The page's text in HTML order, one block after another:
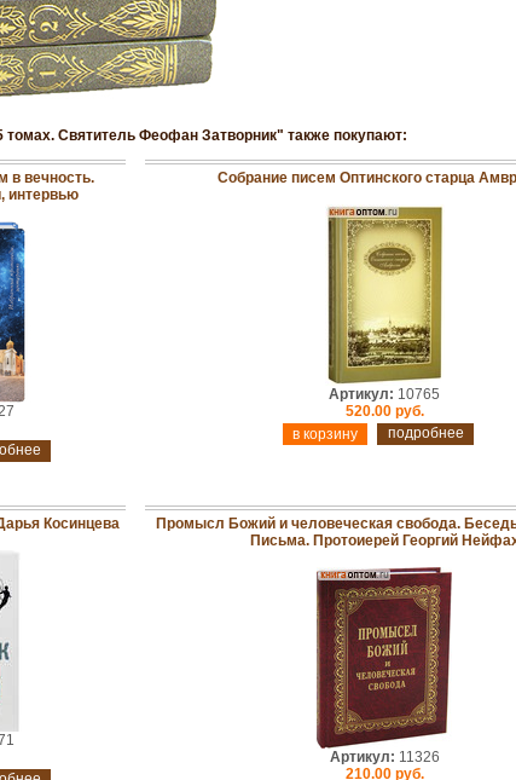
томах. Святитель Феофан Затворник" также покупают:
в вечность.
интервью
Собрание писем Оптинского старца
Артикул: 10765
520.00 руб.
подробнее
Косинцева
Промысл Божий и человеческая свобода.
Письма. Протоиерей Георгий
Артикул: 11326
210.00 руб.